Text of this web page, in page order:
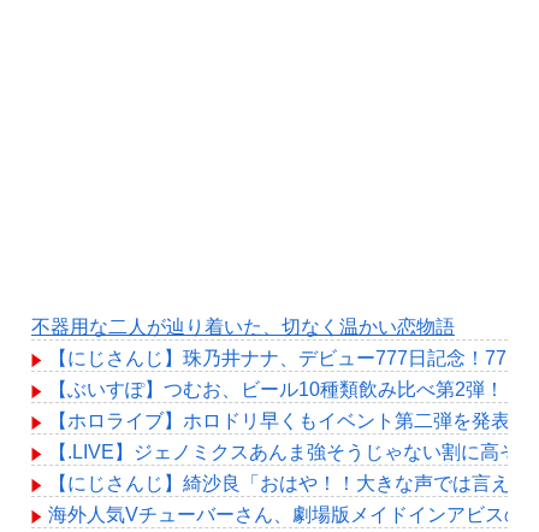
不器用な二人が辿り着いた、切なく温かい恋物語
【にじさんじ】珠乃井ナナ、デビュー777日記念！77
【ぶいすぽ】つむお、ビール10種類飲み比べ第2弾！
【ホロライブ】ホロドリ早くもイベント第二弾を発表
【.LIVE】ジェノミクスあんま強そうじゃない割に高そ
【にじさんじ】綺沙良「おはや！！大きな声では言え
海外人気Vチューバーさん、劇場版メイドインアビスの